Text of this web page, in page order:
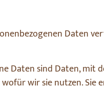
Daten
Daten sind Daten, mit
wir sie nutzen. Sie